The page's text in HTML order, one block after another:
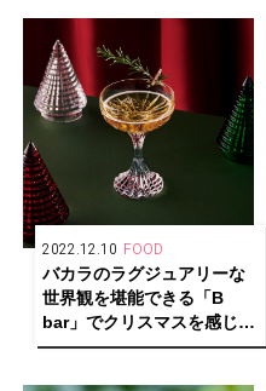
2022.12.10 FOOD
バカラのラグジュアリーな
世界観を堪能できる「B
bar」でクリスマスを感じる
オリジナルカクテル提供中